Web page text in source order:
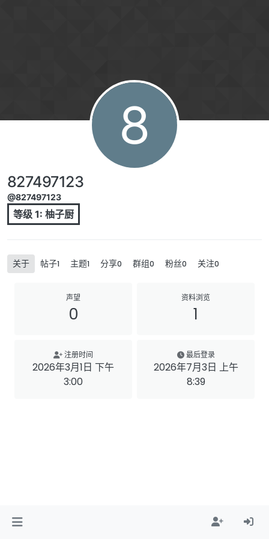
8
827497123
@827497123
等级 1: 柚子厨
关于 帖子1 主题1 分享0 群组0 粉丝0 关注0
声望
0
资料浏览
1
注册时间
2026年3月1日 下午
3:00
最后登录
2026年7月3日 上午
8:39